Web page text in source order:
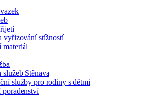
vyřizování stížností
materiál
Stěnava
služby pro rodiny s dětmi
poradenství